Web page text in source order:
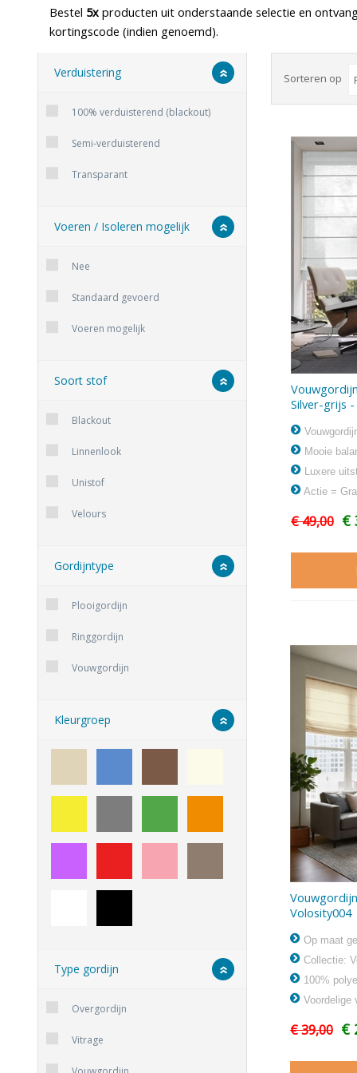
Bestel 5x producten uit onderstaande selectie en
kortingscode (indien genoemd).
Verduistering
100% verduisterend (blackout)
Semi-verduisterend
Transparant
Voeren / Isoleren mogelijk
Nee
Standaard gevoerd
Voeren mogelijk
Soort stof
Blackout
Linnenlook
Unistof
Velours
Gordijntype
Plooigordijn
Ringgordijn
Vouwgordijn
Kleurgroep
Type gordijn
Overgordijn
Vitrage
Sorteren op
Silver-grijs
Mooie
Luxere
Actie =
€ 49,00 €
Volosity004
Op maat
Collectie:
100%
Voordelige
€ 39,00 €